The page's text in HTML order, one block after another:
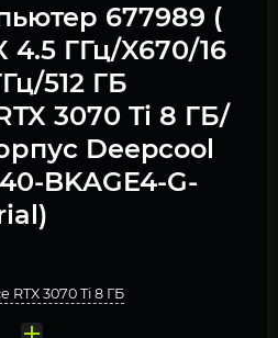
677989 (
4.5 ГГц/X670/16
512 ГБ
3070 Ti 8 ГБ/
Deepcool
BKAGE4-G-
RTX 3070 Ti 8 ГБ